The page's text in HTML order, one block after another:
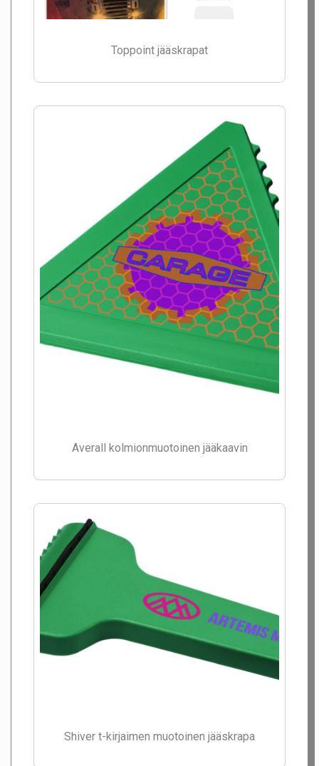
Toppoint jääskrapat
Averall kolmionmuotoinen jääkaavin
Shiver t-kirjaimen muotoinen jääskrapa